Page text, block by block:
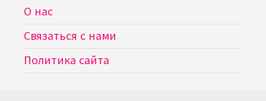
О нас
Связаться с нами
Политика сайта